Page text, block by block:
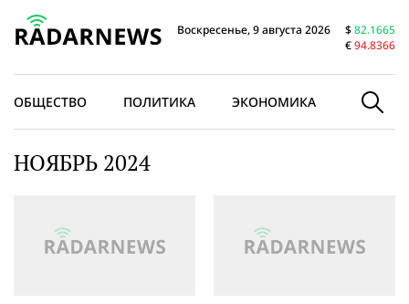
Воскресенье, 9 августа 2026 $82.1665
€94.8366
ОБЩЕСТВО ПОЛИТИКА ЭКОНОМИКА В МИРЕ
НОЯБРЬ 2024